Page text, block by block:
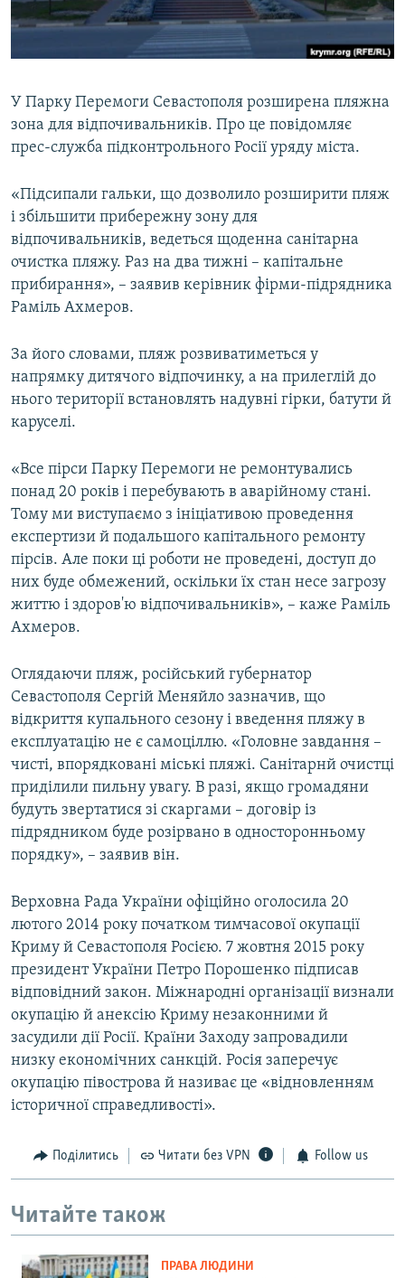
ВІДЕОУРОКИ «ELIFBE»
ІНФОГРАФІКА
Русский
Qırımtatar
ДОЛУЧАЙСЯ!
Усі сайти RFE/RL
У Парку Перемоги Севастополя розширена пляжна
зона для відпочивальників. Про це повідомляє
прес-служба підконтрольного Росії уряду міста.
«Підсипали гальки, що дозволило розширити пляж
і збільшити прибережну зону для
відпочивальників, ведеться щоденна санітарна
очистка пляжу. Раз на два тижні – капітальне
прибирання», – заявив керівник фірми-підрядника
Раміль Ахмеров.
За його словами, пляж розвиватиметься у
напрямку дитячого відпочинку, а на прилеглій до
нього території встановлять надувні гірки, батути й
каруселі.
«Все пірси Парку Перемоги не ремонтувались
понад 20 років і перебувають в аварійному стані.
Тому ми виступаємо з ініціативою проведення
експертизи й подальшого капітального ремонту
пірсів. Але поки ці роботи не проведені, доступ до
них буде обмежений, оскільки їх стан несе загрозу
життю і здоров'ю відпочивальників», – каже Раміль
Ахмеров.
Оглядаючи пляж, російський губернатор
Севастополя Сергій Меняйло зазначив, що
відкриття купального сезону і введення пляжу в
експлуатацію не є самоціллю. «Головне завдання –
чисті, впорядковані міські пляжі. Санітарнй очистці
приділили пильну увагу. В разі, якщо громадяни
будуть звертатися зі скаргами – договір із
підрядником буде розірвано в односторонньому
порядку», – заявив він.
Верховна Рада України офіційно оголосила 20
лютого 2014 року початком тимчасової окупації
Криму й Севастополя Росією. 7 жовтня 2015 року
президент України Петро Порошенко підписав
відповідний закон. Міжнародні організації визнали
окупацію й анексію Криму незаконними й
засудили дії Росії. Країни Заходу запровадили
низку економічних санкцій. Росія заперечує
окупацію півострова й називає це «відновленням
історичної справедливості».
Поділитись Читати без VPN Follow us
Читайте також
ПРАВА ЛЮДИНИ